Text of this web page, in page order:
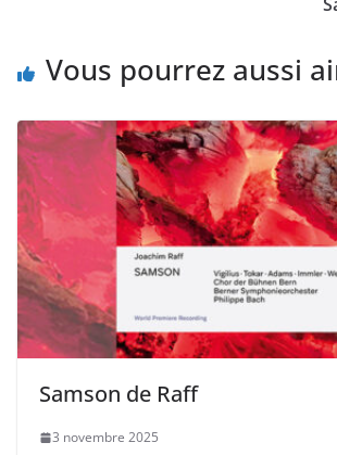
Vous pourrez aussi
Samson de Raff
3 novembre 2025